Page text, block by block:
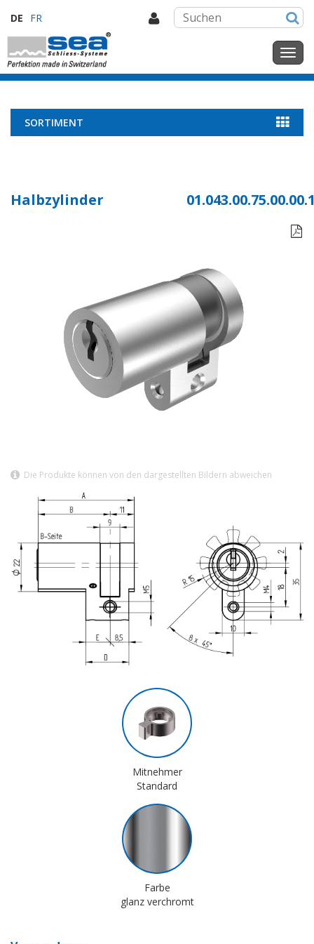
DE FR
SORTIMENT
Halbzylinder

Die Produkte können von den dargestellten Bildern abweichen
Mitnehmer
Standard
Farbe
glanz verchromt